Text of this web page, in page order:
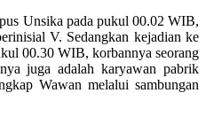
Unsika pada pukul 00.02 WIB,
V. Sedangkan kejadian ke
00.30 WIB, korbannya seorang
juga adalah karyawan pabrik
Wawan melalui sambungan